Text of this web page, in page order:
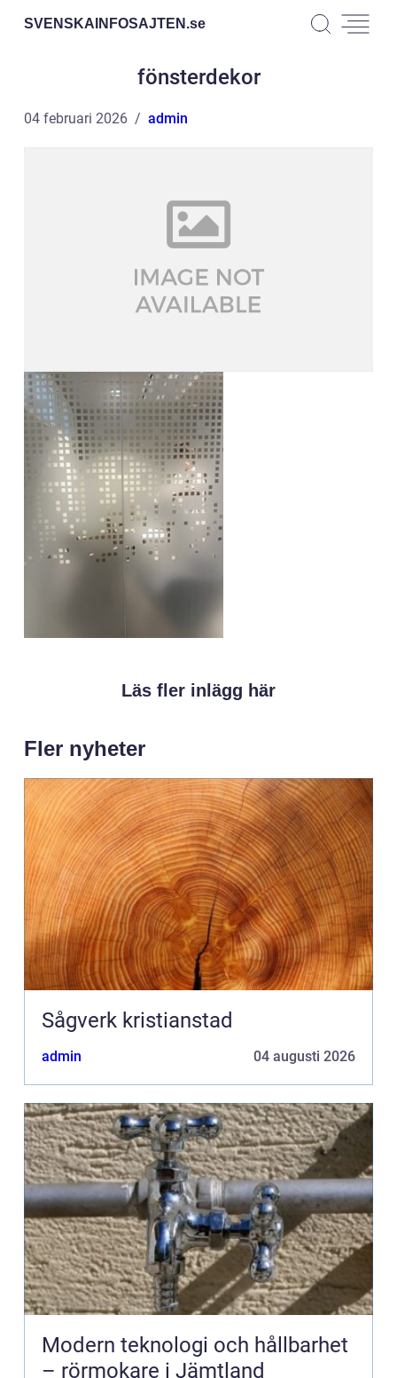
SVENSKAINFOSAJTEN.se
fönsterdekor
04 februari 2026 admin
Läs fler inlägg här
Fler nyheter
Sågverk kristianstad
admin 04 augusti 2026
Modern teknologi och hållbarhet
– rörmokare i Jämtland